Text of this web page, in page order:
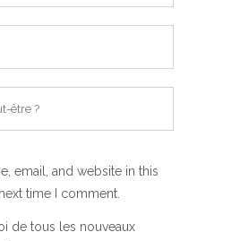
email, and website in this
time I comment.
de tous les nouveaux